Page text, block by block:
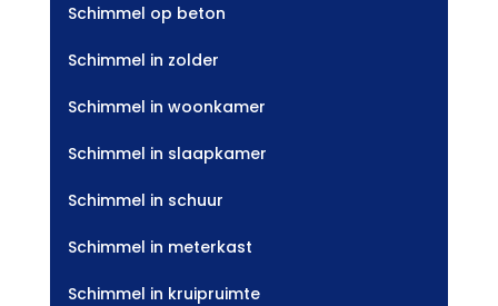
Schimmel op beton
Schimmel in zolder
Schimmel in woonkamer
Schimmel in slaapkamer
Schimmel in schuur
Schimmel in meterkast
Schimmel in kruipruimte